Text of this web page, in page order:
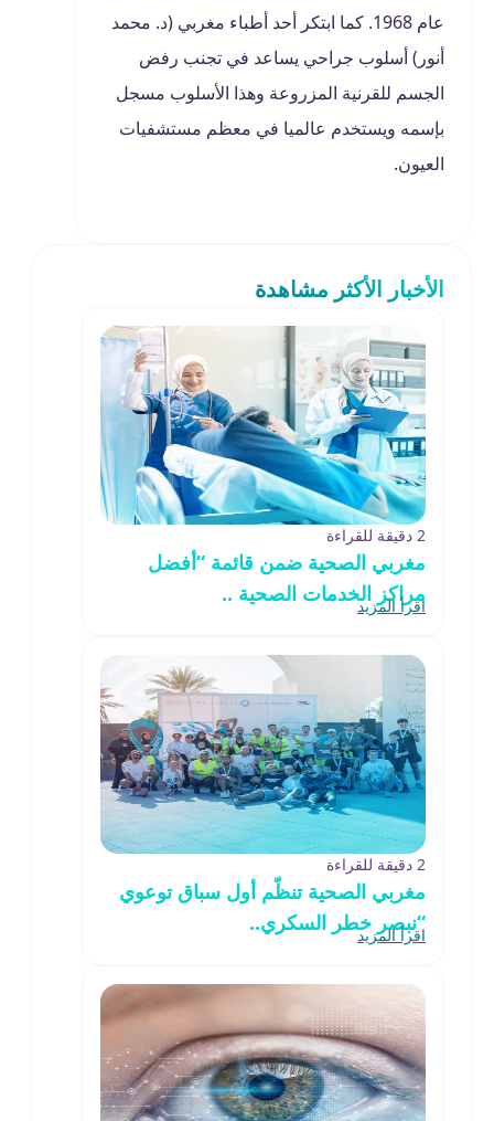
عام 1968. كما ابتكر أحد أطباء مغربي (د. محمد
أنور) أسلوب جراحي يساعد في تجنب رفض
الجسم للقرنية المزروعة وهذا الأسلوب مسجل
بإسمه ويستخدم عالميا في معظم مستشفيات
العيون.
الأخبار الأكثر مشاهدة
2 دقيقة للقراءة
مغربي الصحية ضمن قائمة “أفضل
مراكز الخدمات الصحية ..
اقرأ المزيد
2 دقيقة للقراءة
مغربي الصحية تنظّم أول سباق توعوي
“نبصر خطر السكري..
اقرأ المزيد